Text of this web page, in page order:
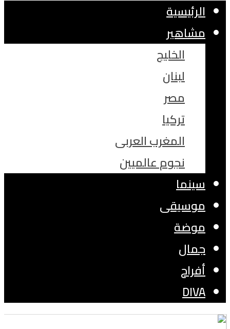
الرئيسية
مشاهير
الخليج
لبنان
مصر
تركيا
المغرب العربى
نجوم عالميين
سينما
موسيقى
موضة
جمال
أفراح
DIVA